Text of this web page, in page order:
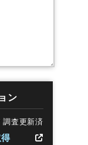
ン
査更新済